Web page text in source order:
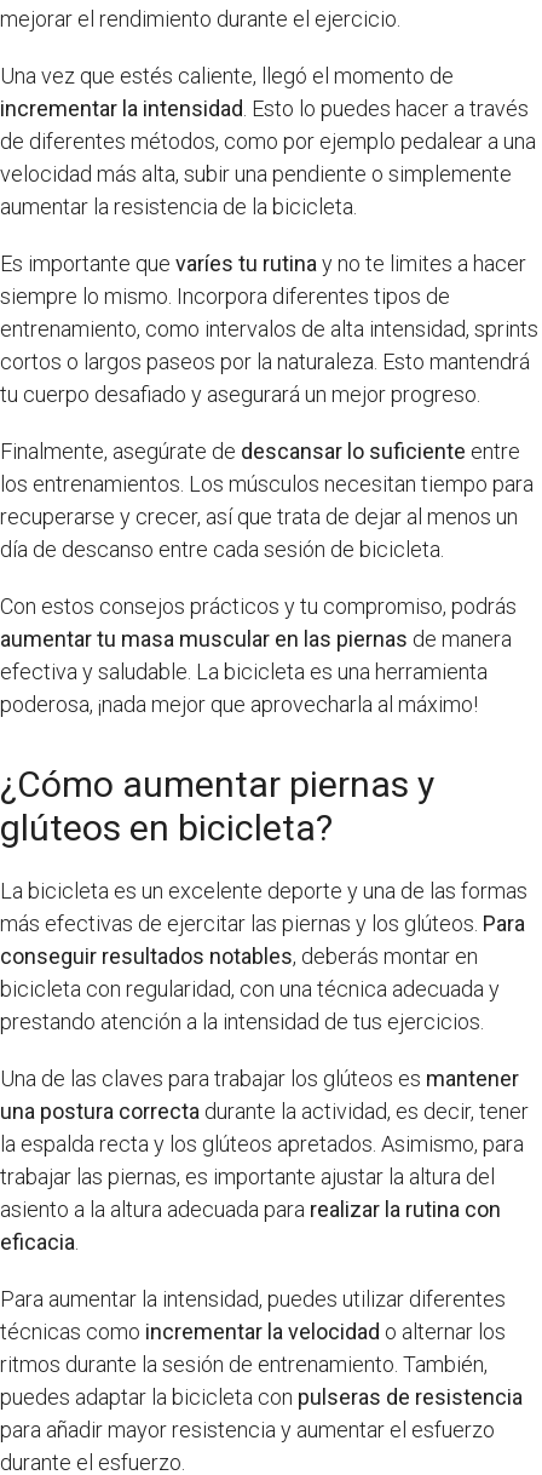
mejorar el rendimiento durante el ejercicio.
Una vez que estés caliente, llegó el momento de
incrementar la intensidad . Esto lo puedes hacer a través
de diferentes métodos, como por ejemplo pedalear a una
velocidad más alta, subir una pendiente o simplemente
aumentar la resistencia de la bicicleta.
Es importante que varíes tu rutina y no te limites a hacer
siempre lo mismo. Incorpora diferentes tipos de
entrenamiento, como intervalos de alta intensidad, sprints
cortos o largos paseos por la naturaleza. Esto mantendrá
tu cuerpo desafiado y asegurará un mejor progreso.
Finalmente, asegúrate de descansar lo suficiente entre
los entrenamientos. Los músculos necesitan tiempo para
recuperarse y crecer, así que trata de dejar al menos un
día de descanso entre cada sesión de bicicleta.
Con estos consejos prácticos y tu compromiso, podrás
aumentar tu masa muscular en las piernas de manera
efectiva y saludable. La bicicleta es una herramienta
poderosa, ¡nada mejor que aprovecharla al máximo!
¿Cómo aumentar piernas y
glúteos en bicicleta?
La bicicleta es un excelente deporte y una de las formas
más efectivas de ejercitar las piernas y los glúteos. Para
conseguir resultados notables, deberás montar en
bicicleta con regularidad, con una técnica adecuada y
prestando atención a la intensidad de tus ejercicios.
Una de las claves para trabajar los glúteos es mantener
una postura correcta durante la actividad, es decir, tener
la espalda recta y los glúteos apretados. Asimismo, para
trabajar las piernas, es importante ajustar la altura del
asiento a la altura adecuada para realizar la rutina con
eficacia
Para aumentar la intensidad, puedes utilizar diferentes
técnicas como incrementar la velocidad o alternar los
ritmos durante la sesión de entrenamiento. También,
puedes adaptar la bicicleta con pulseras de resistencia
para añadir mayor resistencia y aumentar el esfuerzo
durante el esfuerzo.